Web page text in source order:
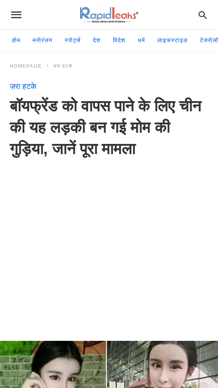
होम मनोरंजन स्पोर्ट्स देश विदेश धर्म लाइफस्टाइल
HOMEPAGE ज़रा हटके
ज़रा हटके
बॉयफ्रेंड को वापस पाने के लिए चीन
की यह लड़की बन गई मोम की
गुड़िया, जानें पूरा मामला